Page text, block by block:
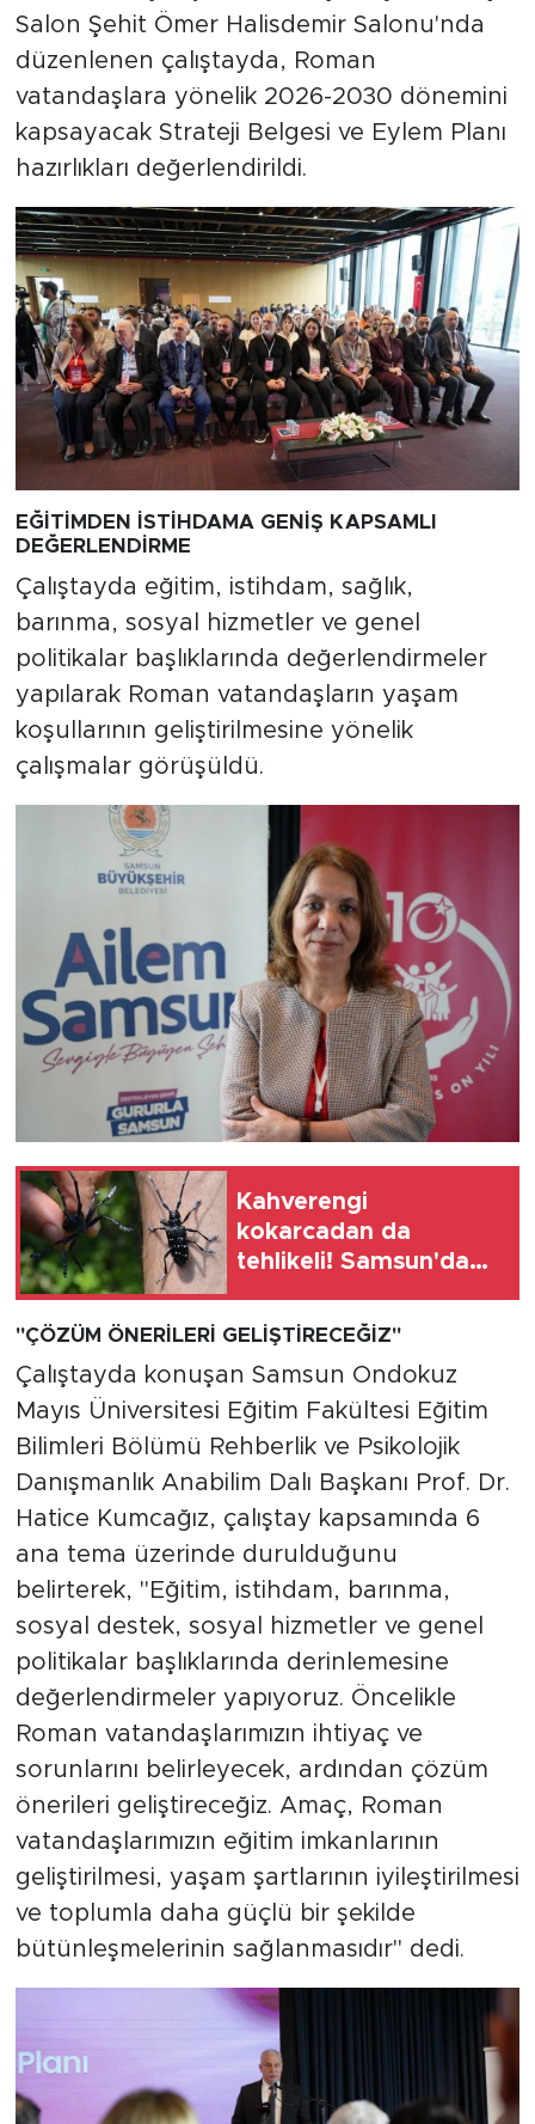
Salon Şehit Ömer Halisdemir Salonu'nda
düzenlenen çalıştayda, Roman
vatandaşlara yönelik 2026-2030 dönemini
kapsayacak Strateji Belgesi ve Eylem Planı
hazırlıkları değerlendirildi.
EĞİTİMDEN İSTİHDAMA GENİŞ KAPSAMLI
DEĞERLENDİRME
Çalıştayda eğitim, istihdam, sağlık,
barınma, sosyal hizmetler ve genel
politikalar başlıklarında değerlendirmeler
yapılarak Roman vatandaşların yaşam
koşullarının geliştirilmesine yönelik
çalışmalar görüşüldü.
Kahverengi
kokarcadan da
tehlikeli! Samsun'da
"ÇÖZÜM ÖNERİLERİ GELİŞTİRECEĞİZ"
Çalıştayda konuşan Samsun Ondokuz
Mayıs Üniversitesi Eğitim Fakültesi Eğitim
Bilimleri Bölümü Rehberlik ve Psikolojik
Danışmanlık Anabilim Dalı Başkanı Prof. Dr.
Hatice Kumcağız, çalıştay kapsamında 6
ana tema üzerinde durulduğunu
belirterek, "Eğitim, istihdam, barınma,
sosyal destek, sosyal hizmetler ve genel
politikalar başlıklarında derinlemesine
değerlendirmeler yapıyoruz. Öncelikle
Roman vatandaşlarımızın ihtiyaç ve
sorunlarını belirleyecek, ardından çözüm
önerileri geliştireceğiz. Amaç, Roman
vatandaşlarımızın eğitim imkanlarının
geliştirilmesi, yaşam şartlarının iyileştirilmesi
ve toplumla daha güçlü bir şekilde
bütünleşmelerinin sağlanmasıdır" dedi.